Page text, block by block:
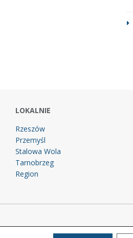
LOKALNIE
Rzeszów
Przemyśl
Stalowa Wola
Tarnobrzeg
Region